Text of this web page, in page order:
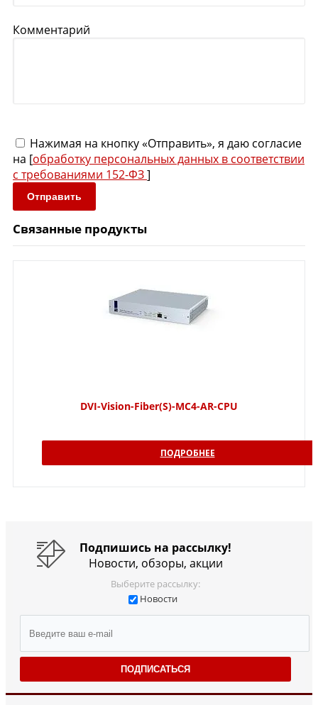
Комментарий
Нажимая на кнопку «Отправить», я даю согласие
на [обработку персональных данных в соответствии
с требованиями 152-ФЗ]
Отправить
Связанные продукты
DVI-Vision-Fiber(S)-MC4-AR-CPU
ПОДРОБНЕЕ
Подпишись на рассылку!
Новости, обзоры, акции
Выберите рассылку:
Новости
ПОДПИСАТЬСЯ